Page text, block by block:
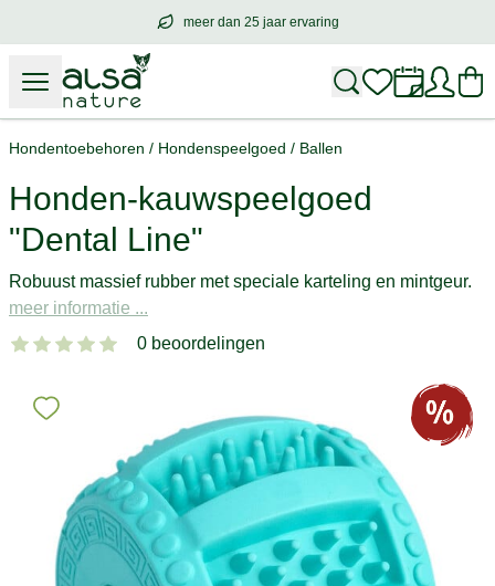
meer dan 25 jaar ervaring
meer dan25 jaar ervaring
Hondentoebehoren / Hondenspeelgoed / Ballen
Honden-kauwspeelgoed
"Dental Line"
Robuust massief rubber met speciale karteling en mintgeur.
meer informatie ...
0 beoordelingen